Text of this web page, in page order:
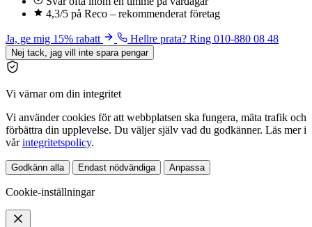
4,3/5 på Reco – rekommenderat företag
Ja, ge mig 15% rabatt Hellre prata? Ring 010-880 08 48
Nej tack, jag vill inte spara pengar
Vi värnar om din integritet
Vi använder cookies för att webbplatsen ska fungera, mäta trafik och
förbättra din upplevelse. Du väljer själv vad du godkänner. Läs mer i
vårintegritetspolicy.
Godkänn alla Endast nödvändiga Anpassa
Cookie-inställningar